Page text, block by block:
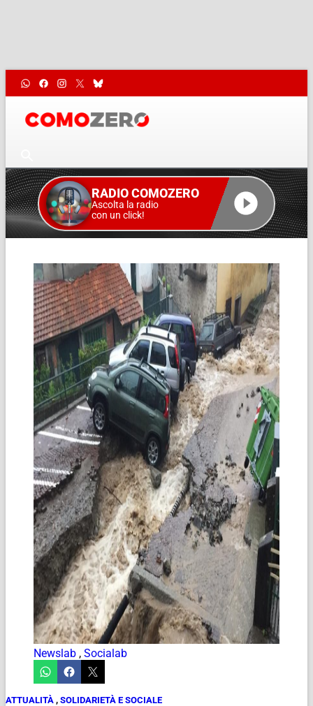
RADIO COMOZERO
Ascolta la radio
con un click!
Newslab , Socialab
ATTUALITÀ , SOLIDARIETÀ E SOCIALE